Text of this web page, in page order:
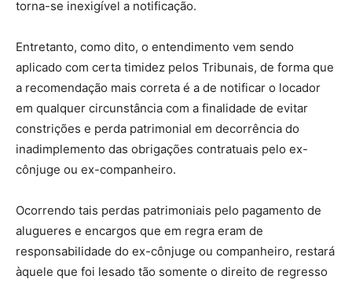
torna-se inexigível a notificação.
Entretanto, como dito, o entendimento vem sendo
aplicado com certa timidez pelos Tribunais, de forma que
a recomendação mais correta é a de notificar o locador
em qualquer circunstância com a finalidade de evitar
constrições e perda patrimonial em decorrência do
inadimplemento das obrigações contratuais pelo ex-
cônjuge ou ex-companheiro.
Ocorrendo tais perdas patrimoniais pelo pagamento de
alugueres e encargos que em regra eram de
responsabilidade do ex-cônjuge ou companheiro, restará
àquele que foi lesado tão somente o direito de regresso